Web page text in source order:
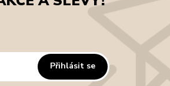
Přihlásit se